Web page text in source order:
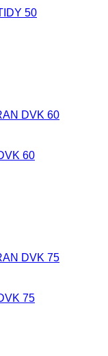
50
60
75